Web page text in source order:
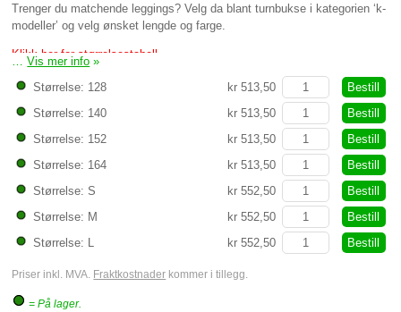
Trenger du matchende leggings? Velg da blant turnbukse i kategorien ‘k-
modeller’ og velg ønsket lengde og farge.
…Vis mer info »
Klikk her for størrelsestabell
Størrelse: 128 kr 513,50
Bestill
Størrelse: 140
kr 513,50
Bestill
Størrelse: 152
kr 513,50
Bestill
Størrelse: 164
kr 513,50
Bestill
Størrelse: S
kr 552,50
Bestill
Størrelse: M
kr 552,50
Bestill
Størrelse: L
kr 552,50 Bestill
Priser inkl. MVA. Fraktkostnader kommer i tillegg.
= På lager.